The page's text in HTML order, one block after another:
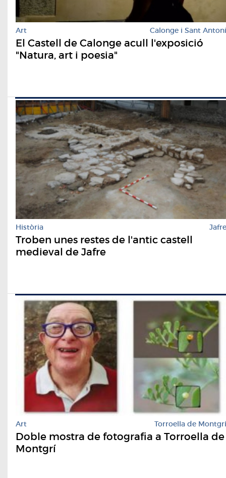
Art Calonge i Sant Antoni
El Castell de Calonge acull l'exposició
"Natura, art i poesia"
Història Jafre
Troben unes restes de l'antic castell
medieval de Jafre
Art Torroella de Montgrí
Doble mostra de fotografia a Torroella de
Montgrí